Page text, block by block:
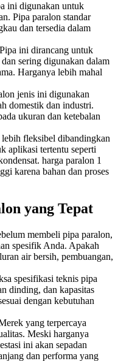
ini digunakan untuk
Pipa paralon standar
dan tersedia dalam
Pipa ini dirancang untuk
sering digunakan dalam
Harganya lebih mahal
jenis ini digunakan
domestik dan industri.
ukuran dan ketebalan
fleksibel dibandingkan
aplikasi tertentu seperti
harga paralon 1
karena bahan dan proses
yang Tepat
membeli pipa paralon,
spesifik Anda. Apakah
air bersih, pembuangan,
spesifikasi teknis pipa
dinding, dan kapasitas
dengan kebutuhan
yang terpercaya
Meski harganya
ini akan sepadan
dan performa yang